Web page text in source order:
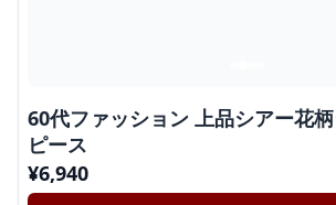
60代ファッション 上品シアー花
ピース
¥6,940